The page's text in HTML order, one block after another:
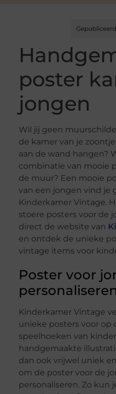
poster
jongen
Wil jij geen
de kamer van je
aan de wand hangen?
combinatie van mooie
de muur? Een mooie
van een jongen vind je
Kinderkamer Vintage.
stoere posters voor de
direct de website van
en ontdek de unieke
vintage items voor
Poster voor
Kinderkamer Vintage
unieke posters voor op
speelhoeken van
handgemaakte
dan ook vrijwel uniek
om de poster voor de
personaliseren. Zo kun